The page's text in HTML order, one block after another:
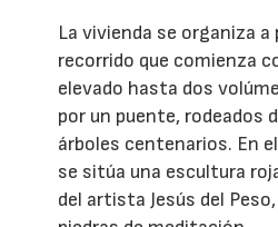
La vivienda se organiza a
recorrido que comienza
elevado hasta dos
por un puente, rodeados
árboles centenarios. En
se sitúa una escultura
del artista Jesús del